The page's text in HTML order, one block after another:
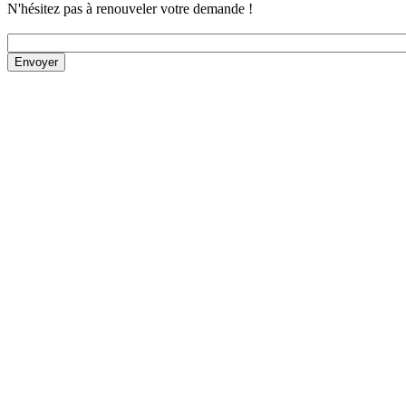
N'hésitez pas à renouveler votre demande !